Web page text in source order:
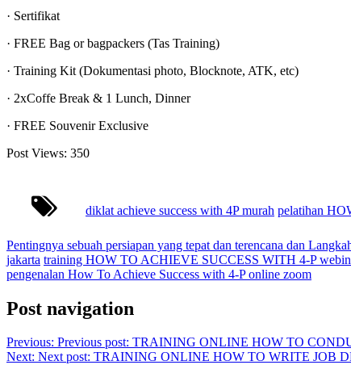
· Sertifikat
· FREE Bag or bagpackers (Tas Training)
· Training Kit (Dokumentasi photo, Blocknote, ATK, etc)
· 2xCoffe Break & 1 Lunch, Dinner
· FREE Souvenir Exclusive
Post Views: 350
diklat achieve success with 4P murah pelatihan
Pentingnya sebuah persiapan yang tepat dan terencana dan
jakarta training HOW TO ACHIEVE SUCCESS WITH 4-P
pengenalan How To Achieve Success with 4-P online zoom
Post navigation
Previous: Previous post: TRAINING ONLINE HOW TO
Next: Next post: TRAINING ONLINE HOW TO WRITE JOB